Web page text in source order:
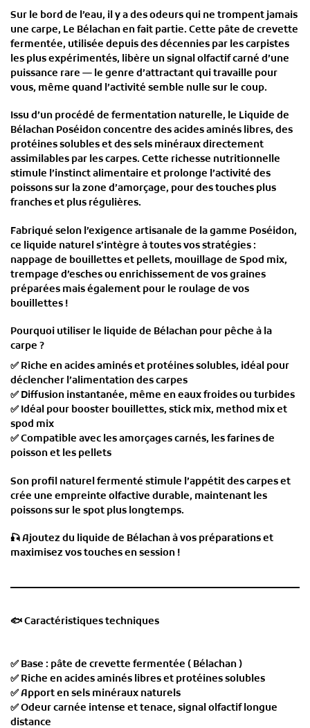
Sur le bord de l’eau, il y a desodeursqui ne trompent jamais
une carpe, Le Bélachanen fait partie. Cette pâte de crevette
fermentée, utilisée depuis des décennies par les carpistes
les plus expérimentés, libère unsignal olfactifcarné d’une
puissance rare — le genre d’attractant qui travaille pour
vous, même quand l’activité semble nulle sur le coup.
Issu d’un procédé de fermentation naturelle, le Liquide de
Bélachan Poséidon concentre desacides aminés libres, des
protéines solubles et des sels minérauxdirectement
assimilables par les carpes. Cette richesse nutritionnelle
stimule l’instinct alimentaire et prolonge l’activité des
poissons sur la zone d’amorçage, pour des touches plus
franches et plus régulières.
Fabriqué selon l’exigence artisanale de la gamme Poséidon,
ce liquide naturel s’intègre à toutes vos stratégies :
nappage de bouillettes et pellets, mouillage de Spod mix,
trempage d’esches ou enrichissement de vos graines
préparées mais également pour le roulage de vos
bouillettes !
Pourquoi utiliser le liquide de Bélachan pour pêche à la
carpe ?
✅ Riche en acides aminés et protéines solubles, idéal pour
déclencher l’alimentation des carpes
✅ Diffusion instantanée, même en eaux froides ou turbides
✅ Idéal pour booster bouillettes, stick mix, method mix et
spod mix
✅Compatible avec les amorçages carnés, les farines de
poisson et les pellets
Son profil naturel fermenté stimule l’appétit des carpes et
crée une empreinte olfactive durable, maintenant les
poissons sur le spot plus longtemps.
🎣Ajoutez du liquide de Bélachan à vos préparations et
maximisez vos touches en session !
🐟Caractéristiques techniques
✅ Base : pâte de crevette fermentée ( Bélachan )
✅ Riche en acides aminés libres et protéines solubles
✅ Apport en sels minéraux naturels
✅ Odeur carnée intense et tenace, signal olfactif longue
distance